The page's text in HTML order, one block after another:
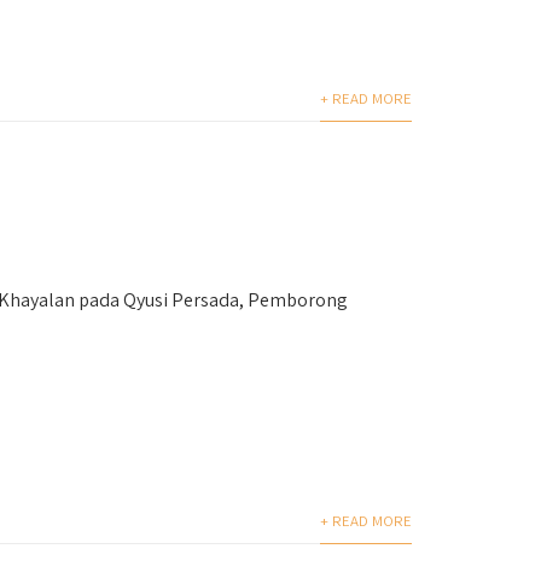
+ READ MORE
pada Qyusi Persada, Pemborong
+ READ MORE